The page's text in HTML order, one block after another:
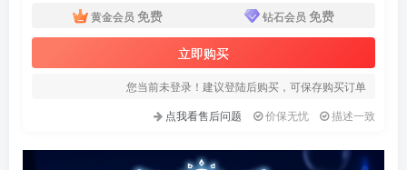
黄金会员 免费 钻石会员 免费
立即购买
您当前未登录！建议登陆后购买，可保存购买订单
点我看售后问题
价保无忧 描述一致